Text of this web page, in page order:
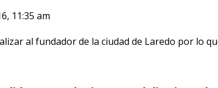
11:35 am
al fundador de la ciudad de Laredo por lo